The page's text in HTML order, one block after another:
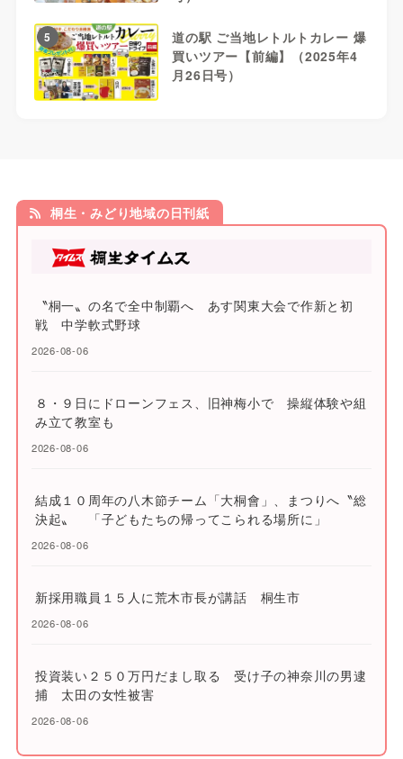
5
道の駅 ご当地レトルトカレー 爆
買いツアー【前編】（2025年4
月26日号）
桐生・みどり地域の日刊紙
〝桐一〟の名で全中制覇へ あす関東大会で作新と初
戦 中学軟式野球
2026-08-06
８・９日にドローンフェス、旧神梅小で 操縦体験や組
み立て教室も
2026-08-06
結成１０周年の八木節チーム「大桐會」、まつりへ〝総
決起〟 「子どもたちの帰ってこられる場所に」
2026-08-06
新採用職員１５人に荒木市長が講話 桐生市
2026-08-06
投資装い２５０万円だまし取る 受け子の神奈川の男逮
捕 太田の女性被害
2026-08-06